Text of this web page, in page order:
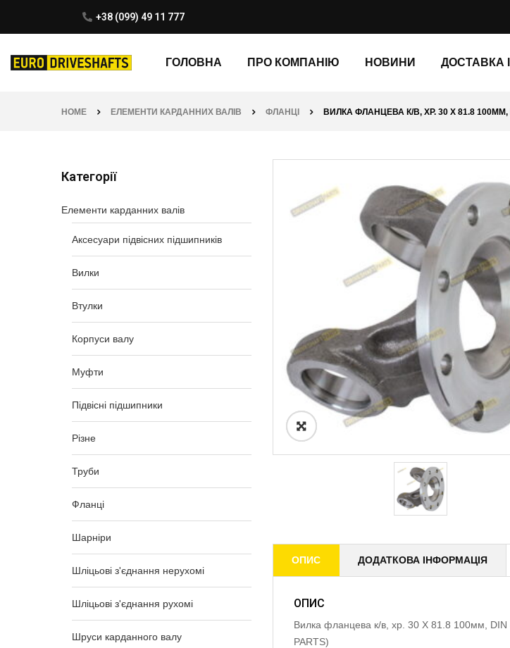
+38 (099) 49 11 777
ГОЛОВНА ПРО КОМПАНІЮ НОВИНИ ДОСТАВКА
HOME ЕЛЕМЕНТИ КАРДАННИХ ВАЛІВ ФЛАНЦІ ВИЛКА ФЛАНЦЕВА К/В, ХР. 30 X 81.8 100ММ,
Категорії
Елементи карданних валів
Аксесуари підвісних підшипників
Вилки
Втулки
Корпуси валу
Муфти
Підвісні підшипники
Різне
Труби
Фланці
Шарніри
Шліцьові з'єднання нерухомі
Шліцьові з'єднання рухомі
Шруси карданного валу
ОПИС ДОДАТКОВА ІНФОРМАЦІЯ
ОПИС
Вилка фланцева к/в, хр. 30 X 81.8 100мм,
PARTS)